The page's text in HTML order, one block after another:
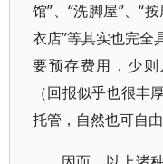
馆”、“洗脚屋”、“
衣店”等其实也完全
要预存费用，少
（回报似乎也很丰
托管，自然也可自由